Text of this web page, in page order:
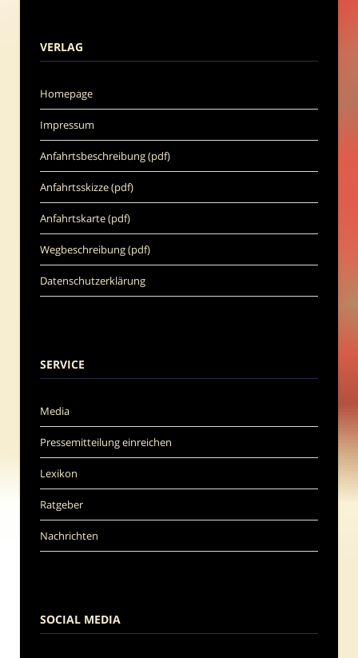
VERLAG
Homepage
Impressum
Anfahrtsbeschreibung (pdf)
Anfahrtsskizze (pdf)
Anfahrtskarte (pdf)
Wegbeschreibung (pdf)
Datenschutzerklärung
SERVICE
Media
Pressemitteilung einreichen
Lexikon
Ratgeber
Nachrichten
SOCIAL MEDIA